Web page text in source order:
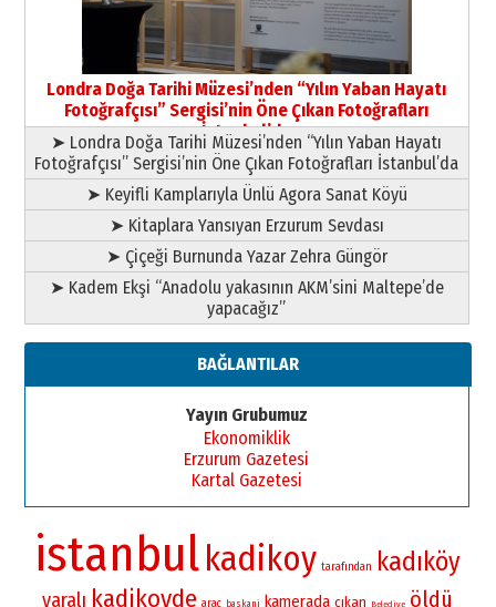
Yusuf POLAT
Şampiyonluk Sebahattin Şirin’e
yazar
11 Mayıs 2026 Pazartesi
Londra Doğa Tarihi Müzesi’nden “Yılın Yaban Hayatı
Fotoğrafçısı” Sergisi’nin Öne Çıkan Fotoğrafları
İstanbul’da
➤ Londra Doğa Tarihi Müzesi’nden “Yılın Yaban Hayatı
Fotoğrafçısı” Sergisi’nin Öne Çıkan Fotoğrafları İstanbul’da
➤ Keyifli Kamplarıyla Ünlü Agora Sanat Köyü
➤ Kitaplara Yansıyan Erzurum Sevdası
➤ Çiçeği Burnunda Yazar Zehra Güngör
➤ Kadem Ekşi “Anadolu yakasının AKM’sini Maltepe’de
yapacağız”
BAĞLANTILAR
Yayın Grubumuz
Ekonomiklik
Erzurum Gazetesi
Kartal Gazetesi
istanbulkadikoy tarafından kadıköy
yaralı kadikoyde arac baskani kamerada çıkan Belediye öldü